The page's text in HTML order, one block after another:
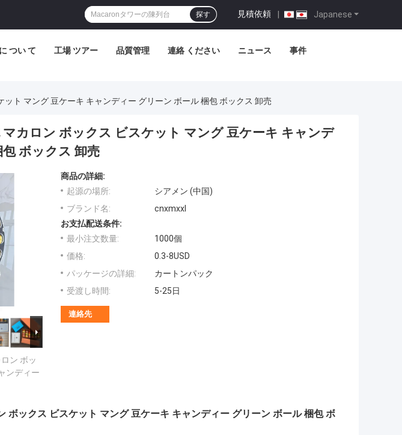
Japanese
見積依頼 |
探す
つい て 工場 ツアー 品質管理 連絡 ください ニュース 事件
ト マング 豆ケーキ キャンディー グリーン ボール 梱包 ボックス 卸売
カロン ボックス ビスケット マング 豆ケーキ キャンデ
ボックス 卸売
ン ボッ
ンディー
商品の詳細:
起源の場所:
シアメン (中国)
ブランド名:
cnxmxxl
お支払配送条件:
最小注文数量:
1000個
価格:
0.3-8USD
パッケージの詳細:
カートンパック
受渡し時間:
5-25日
連絡先
ボックス ビスケット マング 豆ケーキ キャンディー グリーン ボール 梱包 ボ